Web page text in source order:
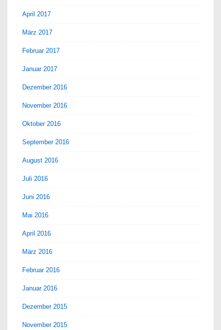
April 2017
März 2017
Februar 2017
Januar 2017
Dezember 2016
November 2016
Oktober 2016
September 2016
August 2016
Juli 2016
Juni 2016
Mai 2016
April 2016
März 2016
Februar 2016
Januar 2016
Dezember 2015
November 2015